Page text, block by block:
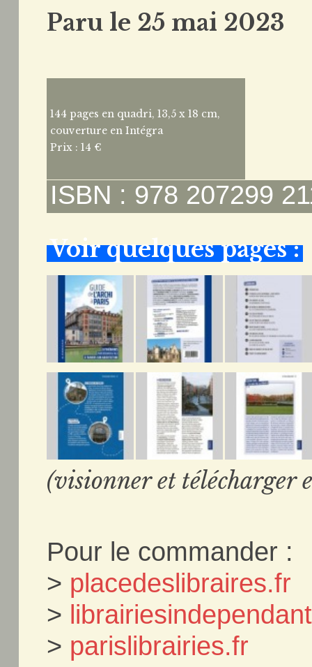
Paru le 25 mai 2023
144 pages en quadri, 13,5 x 18 cm,
couverture en Intégra
Prix : 14 €
ISBN : 978 207299
Voir quelques pages :
(visionner et télécharger
Pour le commander :
> placedeslibraires.fr
>
> parislibrairies.fr